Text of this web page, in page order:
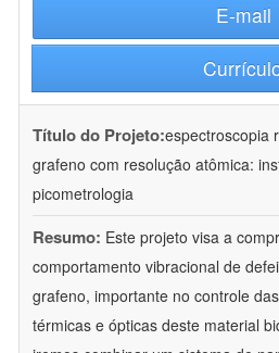
E-mail
Título do Projeto:espectroscopia
grafeno com resolução atômica:
picometrologia
Resumo: Este projeto visa a
comportamento vibracional de
grafeno, importante no controle
térmicas e ópticas deste material